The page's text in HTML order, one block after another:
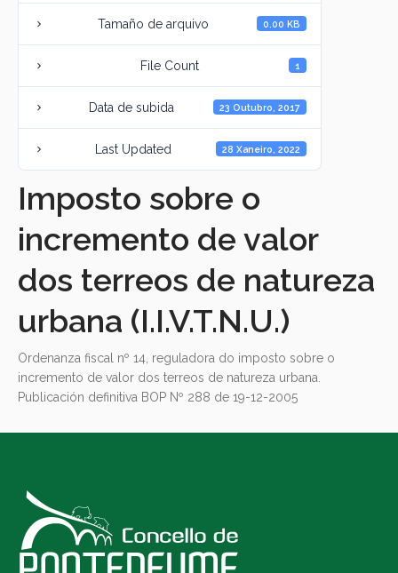
Tamaño de arquivo 0.00 KB
File Count 1
Data de subida 23 Outubro, 2017
Last Updated 28 Xaneiro, 2022
Imposto sobre o
incremento de valor
dos terreos de natureza
urbana (I.I.V.T.N.U.)
Ordenanza fiscal nº 14, reguladora do imposto sobre o
incremento de valor dos terreos de natureza urbana.
Publicación definitiva BOP Nº 288 de 19-12-2005